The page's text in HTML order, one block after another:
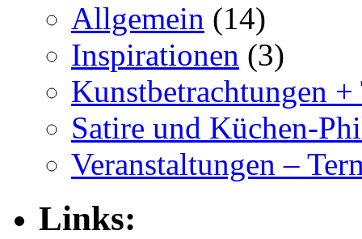
Allgemein (14)
Inspirationen (3)
Kunstbetrachtungen
Satire und Küchen-
Veranstaltungen –
Links: